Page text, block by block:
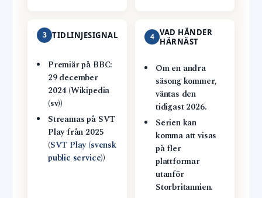
3 TIDLINJESIGNAL
Premiär på BBC:
29 december
2024 (Wikipedia
(sv))
Streamas på SVT
Play från 2025
(SVT Play (svensk
public service))
4 VAD HÄNDER
HÄRNÄST
Om en andra
säsong kommer,
väntas den
tidigast 2026.
Serien kan
komma att visas
på fler
plattformar
utanför
Storbritannien.